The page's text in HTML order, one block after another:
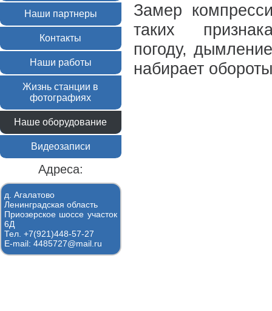
Наши партнеры
Контакты
Наши работы
Жизнь станции в
фотографиях
Наше оборудование
Видеозаписи
Адреса:
д. Агалатово
Ленинградская область
Приозерское шоссе участок
6Д
Тел. +7(921)448-57-27
E-mail: 4485727@mail.ru
Замер
таких
погоду, дымление
набирает